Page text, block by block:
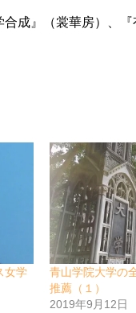
合成』（裳華房）、
女学
青山学院大学の
推薦（１）
2019年9月12日